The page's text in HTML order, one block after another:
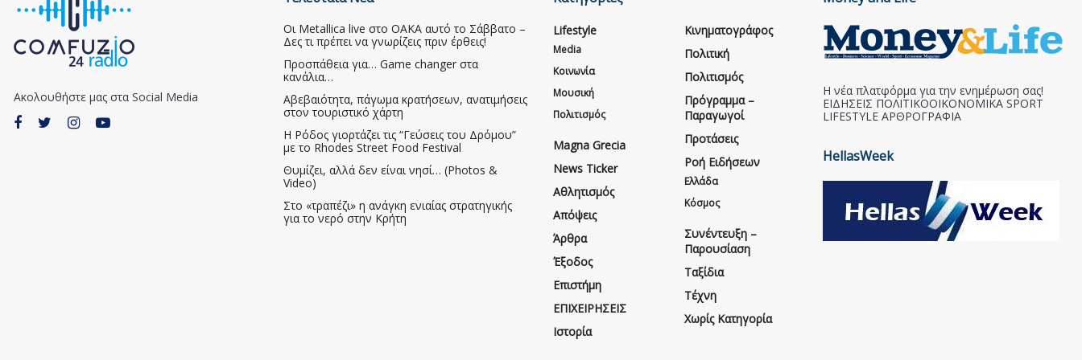
Ακολουθήστε μας στα Social Media
Οι Metallica live στο ΟΑΚΑ αυτό το Σάββατο –
Δες τι πρέπει να γνωρίζεις πριν έρθεις!
Προσπάθεια για… Game changer στα
κανάλια…
Αβεβαιότητα, πάγωμα κρατήσεων, ανατιμήσεις
στον τουριστικό χάρτη
Η Ρόδος γιορτάζει τις “Γεύσεις του Δρόμου”
με το Rhodes Street Food Festival
Θυμίζει, αλλά δεν είναι νησί… (Photos &
Video)
Στο «τραπέζι» η ανάγκη ενιαίας στρατηγικής
για το νερό στην Κρήτη
Lifestyle
Media
Κοινωνία
Μουσική
Πολιτισμός
Magna Grecia
News Ticker
Αθλητισμός
Απόψεις
Άρθρα
Έξοδος
Επιστήμη
ΕΠΙΧΕΙΡΗΣΕΙΣ
Ιστορία
Κινηματογράφος
Πολιτική
Πολιτισμός
Πρόγραμμα –
Παραγωγοί
Προτάσεις
Ροή Ειδήσεων
Ελλάδα
Κόσμος
Συνέντευξη –
Παρουσίαση
Ταξίδια
Τέχνη
Χωρίς Κατηγορία
Η νέα πλατφόρμα για την ενημέρωση σας!
ΕΙΔΗΣΕΙΣ ΠΟΛΙΤΙΚΟΟΙΚΟΝΟΜΙΚΑ SPORT
LIFESTYLE ΑΡΘΡΟΓΡΑΦΙΑ
HellasWeek